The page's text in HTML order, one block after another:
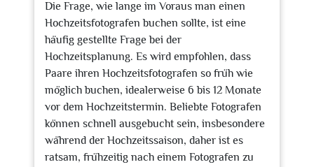
Die Frage, wie lange im Voraus man einen
Hochzeitsfotografen buchen sollte, ist eine
häufig gestellte Frage bei der
Hochzeitsplanung. Es wird empfohlen, dass
Paare ihren Hochzeitsfotografen so früh wie
möglich buchen, idealerweise 6 bis 12 Monate
vor dem Hochzeitstermin. Beliebte Fotografen
können schnell ausgebucht sein, insbesondere
während der Hochzeitssaison, daher ist es
ratsam, frühzeitig nach einem Fotografen zu